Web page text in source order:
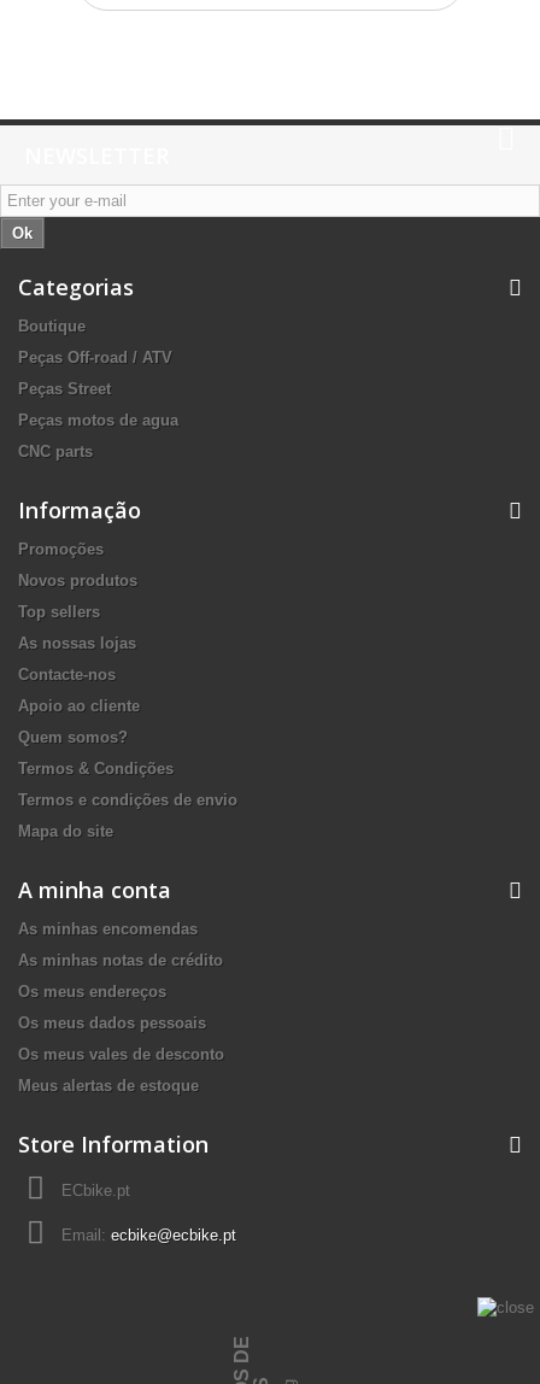
Ok
Categorias
Boutique
Peças Off-road / ATV
Peças Street
Peças motos de agua
CNC parts
Informação
Promoções
Novos produtos
Top sellers
As nossas lojas
Contacte-nos
Apoio ao cliente
Quem somos?
Termos & Condições
Termos e condições de envio
Mapa do site
A minha conta
As minhas encomendas
As minhas notas de crédito
Os meus endereços
Os meus dados pessoais
Os meus vales de desconto
Meus alertas de estoque
Store Information
ECbike.pt
Email: ecbike@ecbike.pt